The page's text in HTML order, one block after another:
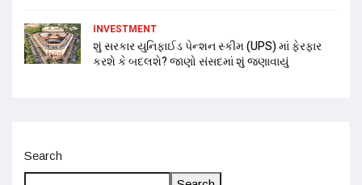
INVESTMENT
શું સરકાર યુનિફાઈડ પેન્શન સ્કીમ (UPS) માં ફેરફાર
કરશે કે બદલશે? જાણો સંસદમાં શું જણાવાયું
Search